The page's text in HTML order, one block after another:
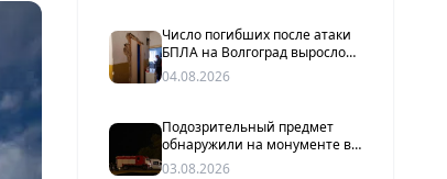
Число погибших после атаки
БПЛА на Волгоград выросло
до двух человек
04.08.2026
Подозрительный предмет
обнаружили на монументе в
Красноармейском районе
03.08.2026